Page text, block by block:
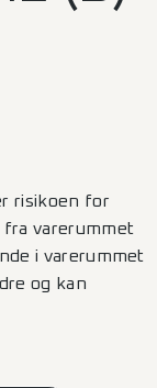
risikoen for
fra varerummet
i varerummet
og kan